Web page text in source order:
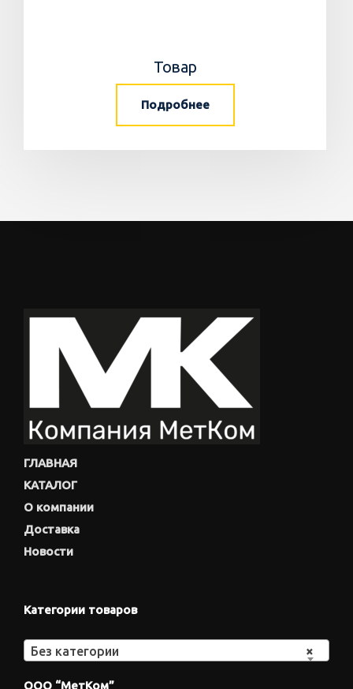
Товар
Подробнее
ГЛАВНАЯ
КАТАЛОГ
О компании
Доставка
Новости
Категории товаров
×
Без категории
ООО “МетКом”